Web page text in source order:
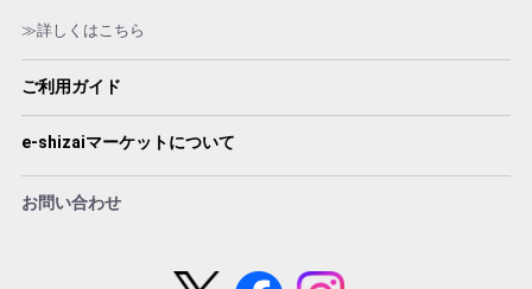
≫詳しくはこちら
ご利用ガイド
e-shizaiマーケットについて
お問い合わせ